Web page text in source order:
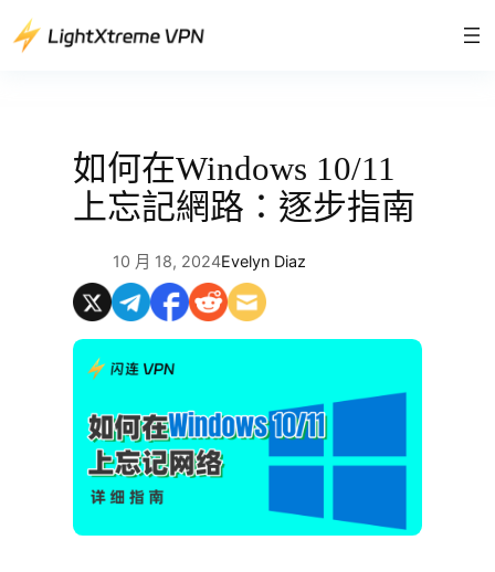
至
如何在Windows 10/11
上忘記網路：逐步指南
10 月 18, 2024Evelyn Diaz